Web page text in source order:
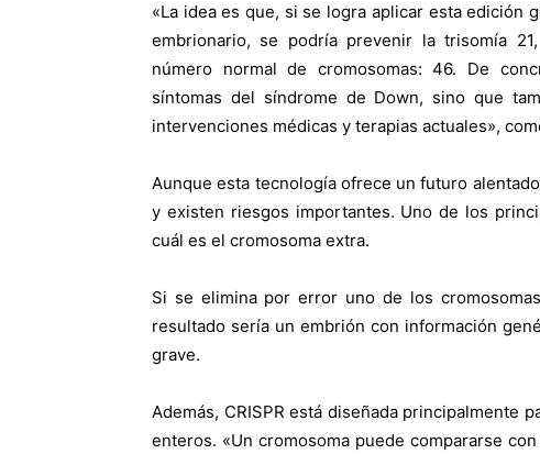
«La idea es que, si se logra aplicar esta edición
embrionario, se podría prevenir la trisomía
número normal de cromosomas: 46. De
síntomas del síndrome de Down, sino que
intervenciones médicas y terapias actuales»,
Aunque esta tecnología ofrece un futuro
y existen riesgos importantes. Uno de los
cuál es el cromosoma extra.
Si se elimina por error uno de los
resultado sería un embrión con información
grave.
Además, CRISPR está diseñada principalmente
enteros. «Un cromosoma puede compararse